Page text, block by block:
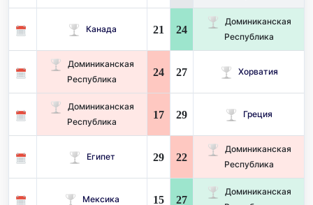
Канада 21 24
Доминиканская
Республика
Доминиканская
Республика
24 27 Хорватия
Доминиканская
Республика
17 29 Греция
Египет 29 22
Доминиканская
Республика
Мексика 15 27
Доминиканская